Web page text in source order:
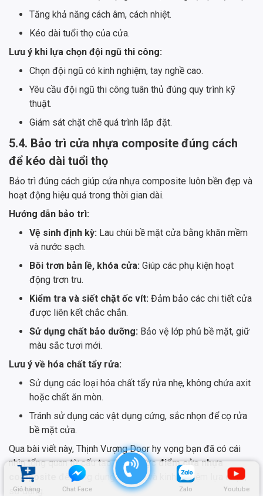
Giỏ hàng Chat Face Zalo Youtube
Tăng khả năng cách âm, cách nhiệt.
Kéo dài tuổi thọ của cửa.
Lưu ý khi lựa chọn đội ngũ thi công:
Chọn đội ngũ có kinh nghiệm, tay nghề cao.
Yêu cầu đội ngũ thi công tuân thủ đúng quy trình kỹ
thuật.
Giám sát chặt chẽ quá trình lắp đặt.
5.4. Bảo trì cửa nhựa composite đúng cách
để kéo dài tuổi thọ
Bảo trì đúng cách giúp cửa nhựa composite luôn bền đẹp và
hoạt động hiệu quả trong thời gian dài.
Hướng dẫn bảo trì:
Vệ sinh định kỳ: Lau chùi bề mặt cửa bằng khăn mềm
và nước sạch.
Bôi trơn bản lề, khóa cửa: Giúp các phụ kiện hoạt
động trơn tru.
Kiểm tra và siết chặt ốc vít: Đảm bảo các chi tiết cửa
được liên kết chắc chắn.
Sử dụng chất bảo dưỡng: Bảo vệ lớp phủ bề mặt, giữ
màu sắc tươi mới.
Lưu ý về hóa chất tẩy rửa:
Sử dụng các loại hóa chất tẩy rửa nhẹ, không chứa axit
hoặc chất ăn mòn.
Tránh sử dụng các vật dụng cứng, sắc nhọn để cọ rửa
bề mặt cửa.
Qua bài viết này, Thịnh Vượng Door hy vọng bạn đã có cái
nhìn tổng quan từ cấu tạo,ưu nhược điểm cửa nhựa
composite
đến ứng dụng thực tế và kinh nghiệm lựa chọn,
sử dụng.